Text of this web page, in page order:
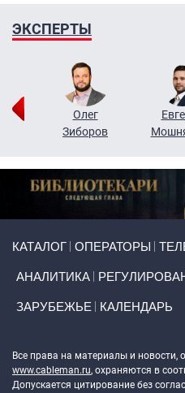
ЭКСПЕРТЫ
Олег
Зиборов
КАТАЛОГ ОПЕРАТОРЫ
АНАЛИТИКА
ЗАРУБЕЖЬЕ КАЛЕНДАРЬ
Все права на материалы и новости,
www.cableman.ru, охраняются в
Допускается цитирование без